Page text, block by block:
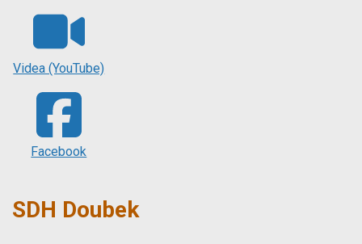
Videa (YouTube)
Facebook
SDH Doubek